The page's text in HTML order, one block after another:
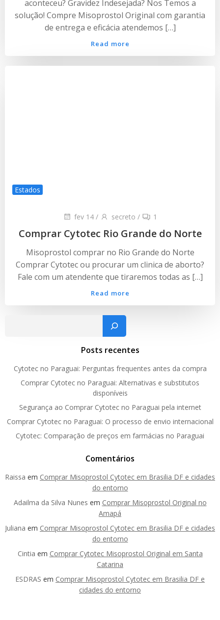
aconteceu? Gravidez Indesejada? Nos Temos a
solução! Compre Misoprostol Original com garantia
de entrega e eficácia atendemos […]
Read more
Estados
fev 14 / secreto / 1
Comprar Cytotec Rio Grande do Norte
Misoprostol comprar no Rio Grande do Norte
Comprar Cytotec ou procurar um clinica de aborto?
Fale com um atendente que tiraremos todas as […]
Read more
Pesquisar
Posts recentes
Cytotec no Paraguai: Perguntas frequentes antes da compra
Comprar Cytotec no Paraguai: Alternativas e substitutos
disponíveis
Segurança ao Comprar Cytotec no Paraguai pela internet
Comprar Cytotec no Paraguai: O processo de envio internacional
Cytotec: Comparação de preços em farmácias no Paraguai
Comentários
Raissa em Comprar Misoprostol Cytotec em Brasilia DF e cidades
do entorno
Adailma da Silva Nunes em Comprar Misoprostol Original no
Amapá
Juliana em Comprar Misoprostol Cytotec em Brasilia DF e cidades
do entorno
Cintia em Comprar Cytotec Misoprostol Original em Santa
Catarina
ESDRAS em Comprar Misoprostol Cytotec em Brasilia DF e
cidades do entorno